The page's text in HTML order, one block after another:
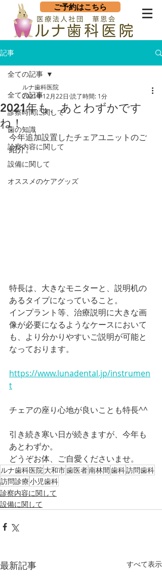
ご予約はこちら
記事
全ての記事
診察時間に関して
歯の知識
診察内容に関して
設備に関して
オススメのケアグッズ
全ての記事
2021年も、あとわずかです
ね！
ルナ歯科医院
2021年12月22日 読了時間: 1分
今年追加設置したチェアユニットのご
紹介。
特長は、大きなモニターと、説明机の
あるタイプになっていること。
インプラント等、治療説明に大きな画
像が必要になるようなケースにおいて
も、より分かりやすいご説明が可能と
なっております。
https://www.lunadental.jp/instrumen
t
チェアの座り心地が良いことも特長^^
引き続き寒い日が続きますが、今年も
あとわずか。
どうぞお体、ご自愛くださいませ。
ルナ歯科医院大和市歯医者南林間歯科訪問歯科
訪問診療小児歯科
診察内容に関して
設備に関して
最新記事 すべて表示